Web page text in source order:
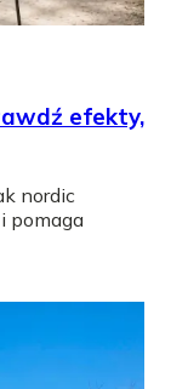
efekty,
nordic
pomaga